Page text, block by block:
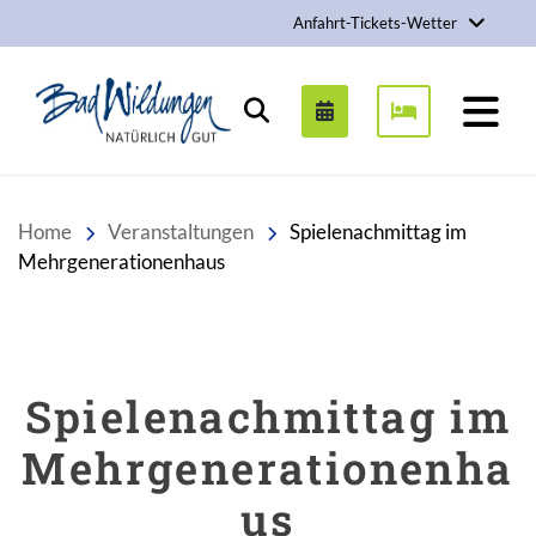
Anfahrt-Tickets-Wetter
Stadt Bad Wildungen
Suchen
Home Veranstaltungen
Spielenachmittag im
Mehrgenerationenhaus
Spielenachmittag im
Mehrgenerationenha
us